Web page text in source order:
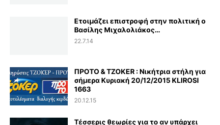
Ετοιμάζει επιστροφή στην πολιτική ο
Βασίλης Μιχαλολιάκος…
22.7.14
ΠΡΟΤΟ & TZOKER : Νικήτρια στήλη για
σήμερα Κυριακή 20/12/2015 KLIROSI
1663
20.12.15
Τέσσερις θεωρίες για το αν υπάρχει